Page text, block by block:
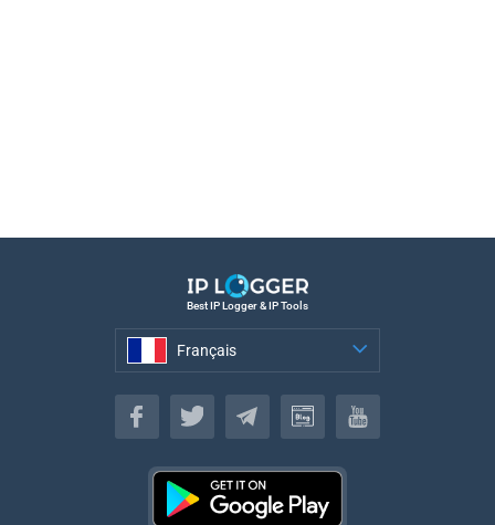
Best IP Logger & IP Tools
Français
Français